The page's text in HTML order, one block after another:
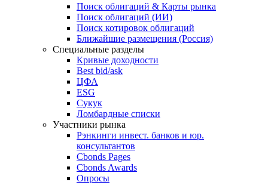
Поиск облигаций & Карты рынка
Поиск облигаций (ИИ)
Поиск котировок облигаций
Ближайшие размещения (Россия)
Специальные разделы
Кривые доходности
Best bid/ask
ЦФА
ESG
Сукук
Ломбардные списки
Участники рынка
Рэнкинги инвест. банков и юр.
консультантов
Cbonds Pages
Cbonds Awards
Опросы